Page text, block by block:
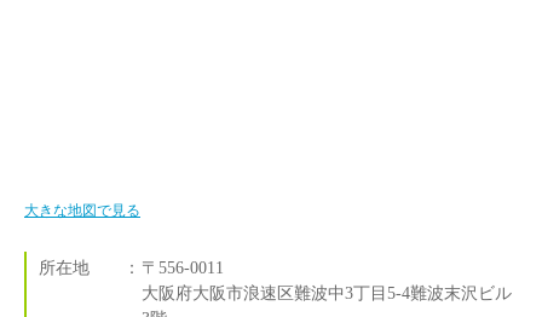
大きな地図で見る
所在地 ： 〒556-0011
大阪府大阪市浪速区難波中3丁目5-4難波末沢ビル